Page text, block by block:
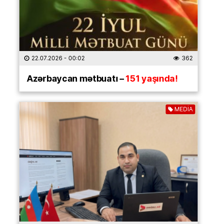
22.07.2026 - 00:02 362
Azərbaycan mətbuatı –151 yaşında!
MEDİA